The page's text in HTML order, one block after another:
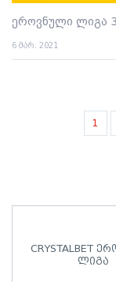
CRYSTALBET
ლიგა
ეროვნული ლიგა
6 მარ. 2021
Pagination
page
1